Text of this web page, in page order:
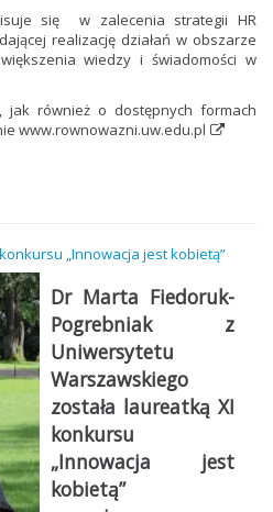
się w zalecenia strategii HR
realizację działań w obszarze
wiedzy i świadomości w
jak również o dostępnych formach
www.rownowazni.uw.edu.pl
„Innowacja jest kobietą”
Dr Marta Fiedoruk-
Pogrebniak z
Uniwersytetu
Warszawskiego
została laureatką XI
konkursu
„Innowacja jest
kobietą”